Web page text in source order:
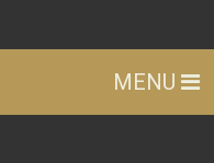
MENU